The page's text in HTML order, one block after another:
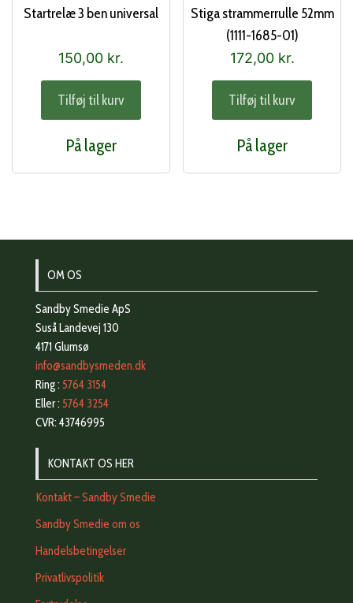
Startrelæ 3 ben universal
150,00 kr.
Tilføj til kurv
På lager
Stiga strammerrulle 52mm
(1111-1685-01)
172,00 kr.
Tilføj til kurv
På lager
OM OS
Sandby Smedie ApS
Suså Landevej 130
4171 Glumsø
info@sandbysmeden.dk
Ring : 5764 3154
Eller : 5764 3254
CVR: 43746995
KONTAKT OS HER
Kontakt – Sandby Smedie
Sandby Smedie om os
Handelsbetingelser
Privatlivspolitik